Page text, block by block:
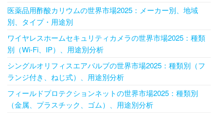
医薬品用酢酸カリウムの世界市場2025：メーカー別、地域
別、タイプ・用途別
ワイヤレスホームセキュリティカメラの世界市場2025：種類
別（Wi-Fi、IP）、用途別分析
シングルオリフィスエアバルブの世界市場2025：種類別（フ
ランジ付き、ねじ式）、用途別分析
フィールドプロテクションネットの世界市場2025：種類別
（金属、プラスチック、ゴム）、用途別分析